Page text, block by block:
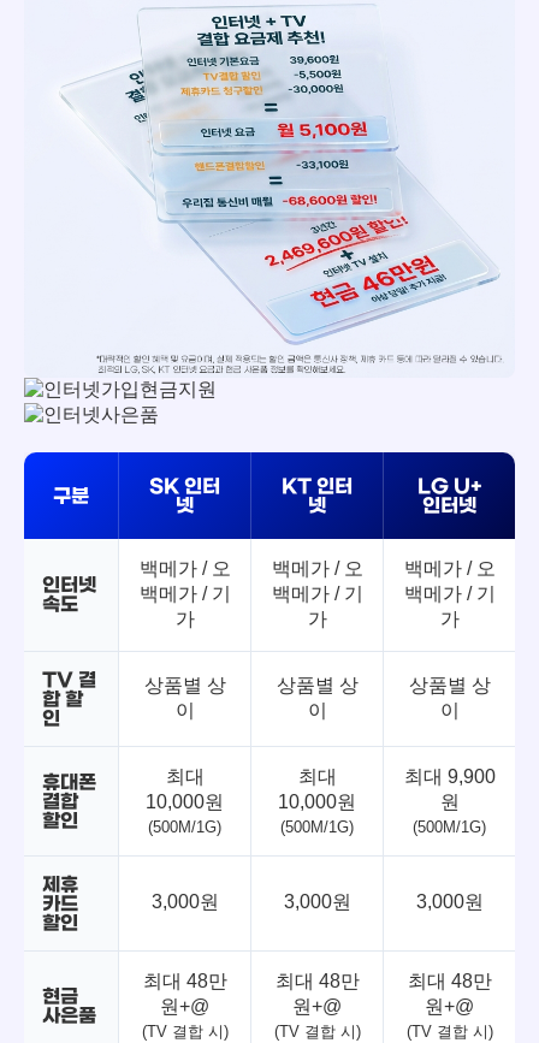
구분
SK 인터
넷
KT 인터
넷
LG U+
인터넷
인터넷
속도
백메가 / 오
백메가 / 기
가
백메가 / 오
백메가 / 기
가
백메가 / 오
백메가 / 기
가
TV 결
합 할
인
상품별 상
이
상품별 상
이
상품별 상
이
휴대폰
결합
할인
최대
10,000원
(500M/1G)
최대
10,000원
(500M/1G)
최대 9,900
원
(500M/1G)
제휴
카드
할인
3,000원 3,000원 3,000원
현금
사은품
최대 48만
원+@
(TV 결합 시)
최대 48만
원+@
(TV 결합 시)
최대 48만
원+@
(TV 결합 시)